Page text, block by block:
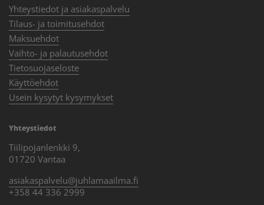
Yhteystiedot ja asiakaspalvelu
Tilaus- ja toimitusehdot
Maksuehdot
Vaihto- ja palautusehdot
Tietosuojaseloste
Käyttöehdot
Usein kysytyt kysymykset
Yhteystiedot
Tiilipojanlenkki 9,
01720 Vantaa
asiakaspalvelu@juhlamaailma.fi
+358 44 336 2999